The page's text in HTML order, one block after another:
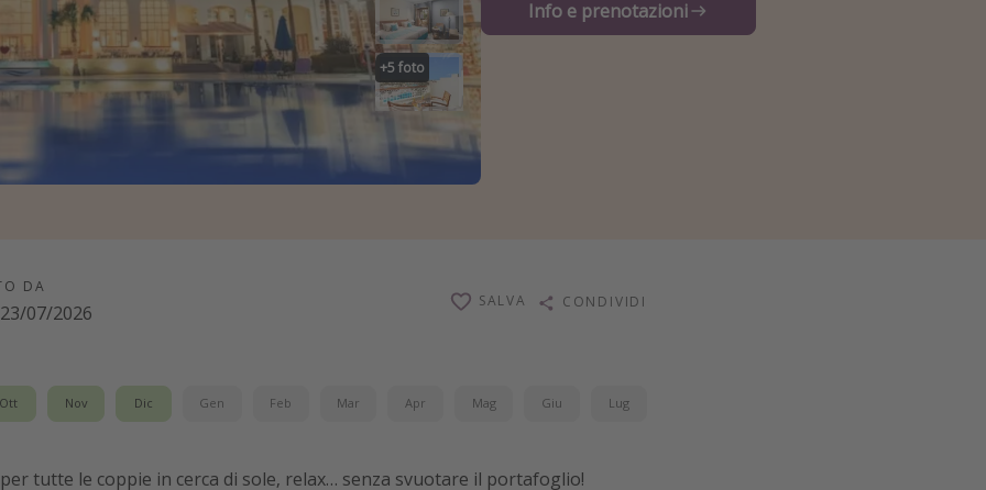
+5foto
Info e prenotazioni
DA
23/07/2026
SALVA CONDIVIDI
Ott Nov Dic Gen Feb Mar Apr Mag Giu Lug
tutte le coppie in cerca di sole, relax… senza svuotare il portafoglio!